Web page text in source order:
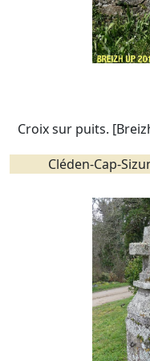
Croix sur puits.
Cléden-Cap-